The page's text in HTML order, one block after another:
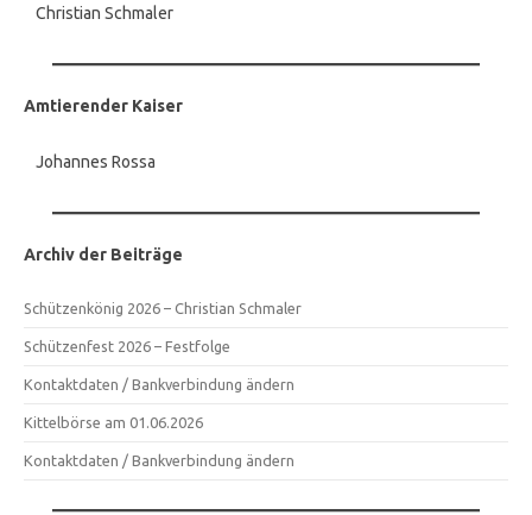
Christian Schmaler
Amtierender Kaiser
Johannes Rossa
Archiv der Beiträge
Schützenkönig 2026 – Christian Schmaler
Schützenfest 2026 – Festfolge
Kontaktdaten / Bankverbindung ändern
Kittelbörse am 01.06.2026
Kontaktdaten / Bankverbindung ändern